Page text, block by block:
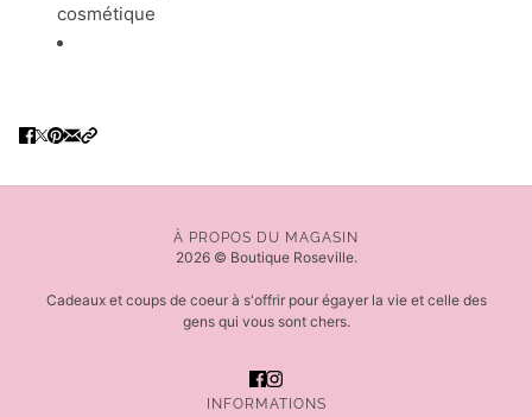
cosmétique
À PROPOS DU MAGASIN
2026 © Boutique Roseville.
Cadeaux et coups de coeur à s'offrir pour égayer la vie et celle des
gens qui vous sont chers.
INFORMATIONS